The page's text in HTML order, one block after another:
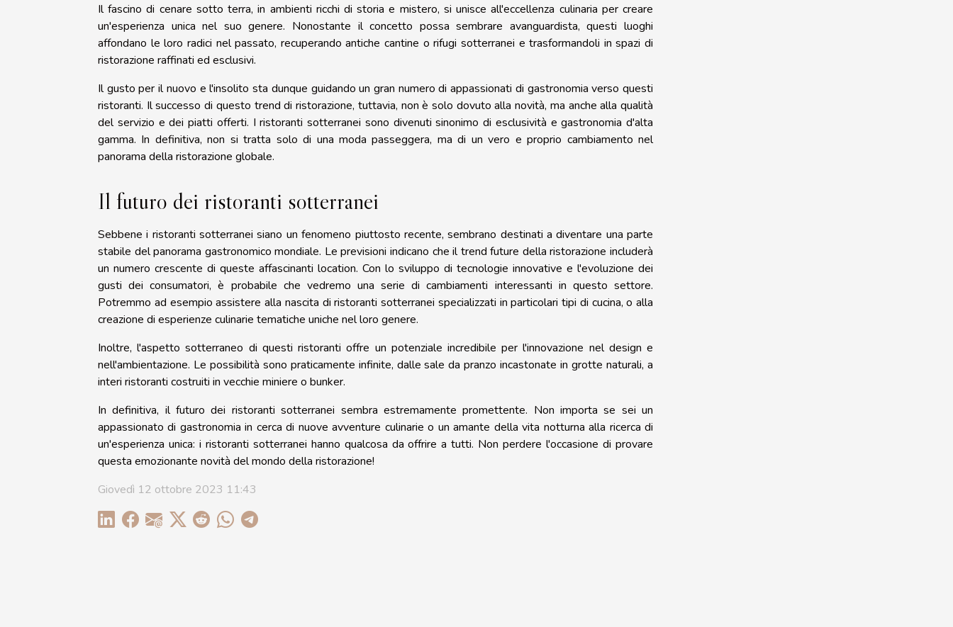
Il fascino di cenare sotto terra, in ambienti ricchi di storia e mistero, si unisce all'eccellenza culinaria per creare
un'esperienza unica nel suo genere. Nonostante il concetto possa sembrare avanguardista, questi luoghi
affondano le loro radici nel passato, recuperando antiche cantine o rifugi sotterranei e trasformandoli in spazi di
ristorazione raffinati ed esclusivi.
Il gusto per il nuovo e l'insolito sta dunque guidando un gran numero di appassionati di gastronomia verso questi
ristoranti. Il successo di questo trend di ristorazione, tuttavia, non è solo dovuto alla novità, ma anche alla qualità
del servizio e dei piatti offerti. I ristoranti sotterranei sono divenuti sinonimo di esclusività e gastronomia d'alta
gamma. In definitiva, non si tratta solo di una moda passeggera, ma di un vero e proprio cambiamento nel
panorama della ristorazione globale.
Il futuro dei ristoranti sotterranei
Sebbene i ristoranti sotterranei siano un fenomeno piuttosto recente, sembrano destinati a diventare una parte
stabile del panorama gastronomico mondiale. Le previsioni indicano che il trend future della ristorazione includerà
un numero crescente di queste affascinanti location. Con lo sviluppo di tecnologie innovative e l'evoluzione dei
gusti dei consumatori, è probabile che vedremo una serie di cambiamenti interessanti in questo settore.
Potremmo ad esempio assistere alla nascita di ristoranti sotterranei specializzati in particolari tipi di cucina, o alla
creazione di esperienze culinarie tematiche uniche nel loro genere.
Inoltre, l'aspetto sotterraneo di questi ristoranti offre un potenziale incredibile per l'innovazione nel design e
nell'ambientazione. Le possibilità sono praticamente infinite, dalle sale da pranzo incastonate in grotte naturali, a
interi ristoranti costruiti in vecchie miniere o bunker.
In definitiva, il futuro dei ristoranti sotterranei sembra estremamente promettente. Non importa se sei un
appassionato di gastronomia in cerca di nuove avventure culinarie o un amante della vita notturna alla ricerca di
un'esperienza unica: i ristoranti sotterranei hanno qualcosa da offrire a tutti. Non perdere l'occasione di provare
questa emozionante novità del mondo della ristorazione!
Giovedì 12 ottobre 2023 11:43